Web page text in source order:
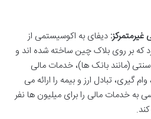
دیفای به اکوسیستمی از
که بر روی بلاک چین ساخته شده اند و
(مانند بانک ها)، خدمات مالی
گیری، تبادل ارز و بیمه را ارائه می
به خدمات مالی را برای میلیون ها نفر